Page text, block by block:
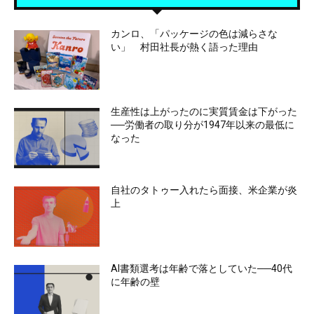
カンロ、「パッケージの色は減らさな
い」 村田社長が熱く語った理由
生産性は上がったのに実質賃金は下がった
──労働者の取り分が1947年以来の最低に
なった
自社のタトゥー入れたら面接、米企業が炎
上
AI書類選考は年齢で落としていた──40代
に年齢の壁